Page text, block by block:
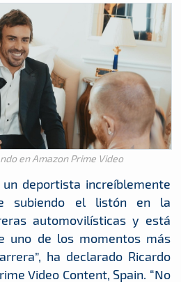
en Amazon Prime Video
un deportista increíblemente
subiendo el listón en la
automovilísticas y está
uno de los momentos más
ha declarado Ricardo
Video Content, Spain. “No